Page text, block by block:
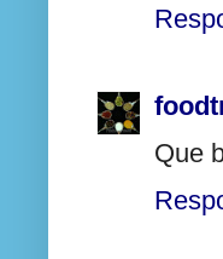
Que